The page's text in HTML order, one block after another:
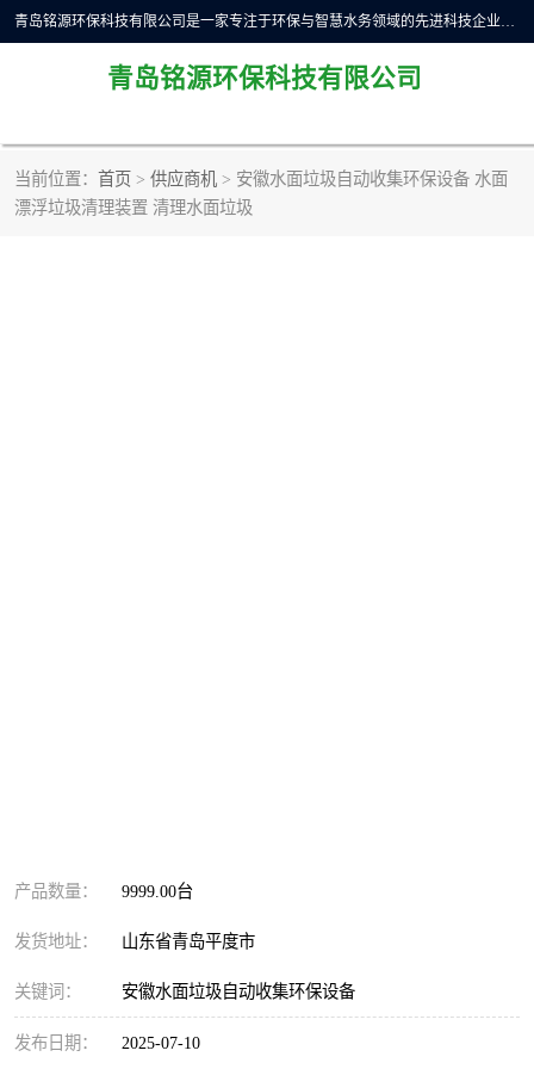
青岛铭源环保科技有限公司是一家专注于环保与智慧水务领域的先进科技企业，公司专注于云智能一体化预制泵站、水务循环利用、海绵城市、云智慧水务开发及新型环保技术研发等领域。铭源环保以为客户提供优质产品、专业技术服务为己任。为客户提供量身定制方案，提供多种配置方案满足实际使用要求。严控供货周期，并提供高标准后期维护。以环保为己任，视质量如生命，以技术做先导，靠诚信赢客户。
青岛铭源环保科技有限公司
当前位置： 首页 > 供应商机 > 安徽水面垃圾自动收集环保设备 水面
漂浮垃圾清理装置 清理水面垃圾
产品数量： 9999.00台
发货地址： 山东省青岛平度市
关键词： 安徽水面垃圾自动收集环保设备
发布日期： 2025-07-10